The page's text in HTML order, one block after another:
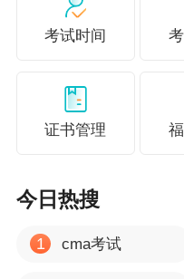
数增加。
应收账款的平均天数
由于销售额增加了（
收账款增加了（4－3
考试时间
证书管理
今日热搜
1 cma考试